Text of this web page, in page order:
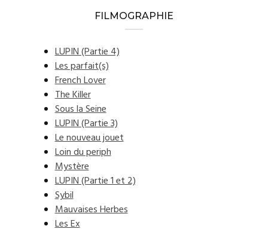
FILMOGRAPHIE
LUPIN (Partie 4)
Les parfait(s)
French Lover
The Killer
Sous la Seine
LUPIN (Partie 3)
Le nouveau jouet
Loin du periph
Mystère
LUPIN (Partie 1 et 2)
Sybil
Mauvaises Herbes
Les Ex